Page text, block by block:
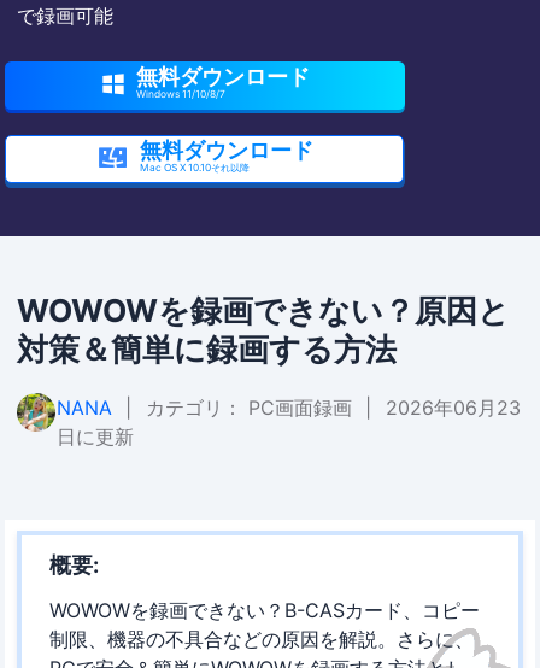
で録画可能
 無料ダウンロード
Windows 11/10/8/7
 無料ダウンロード
Mac OS X 10.10それ以降
WOWOWを録画できない？原因と
対策＆簡単に録画する方法
NANA カテゴリ： PC画面録画
2026年06月23
日に更新
概要:
WOWOWを録画できない？B-CASカード、コピー
制限、機器の不具合などの原因を解説。さらに、